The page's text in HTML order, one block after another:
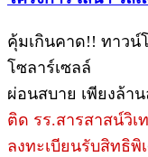
คุ้มเกินคาด!! ทาวน์
โซลาร์เซลล์
ผ่อนสบาย เพียงล้า
ติด รร.สารสาสน์วิเ
ลงทะเบียนรับสิทธิพิ